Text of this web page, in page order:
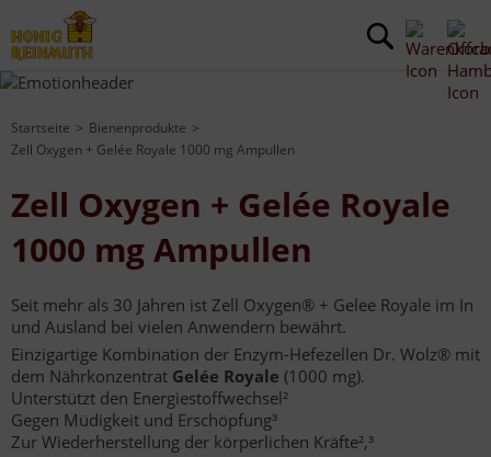
Startseite
Bienenprodukte
Zell Oxygen + Gelée Royale 1000 mg Ampullen
Zell Oxygen + Gelée Royale
1000 mg Ampullen
Seit mehr als 30 Jahren ist Zell Oxygen® + Gelee Royale im In
und Ausland bei vielen Anwendern bewährt.
Einzigartige Kombination der Enzym-Hefezellen Dr. Wolz® mit
dem Nährkonzentrat Gelée Royale (1000 mg).
Unterstützt den Energiestoffwechsel²
Gegen Müdigkeit und Erschöpfung³
Zur Wiederherstellung der körperlichen Kräfte²,³